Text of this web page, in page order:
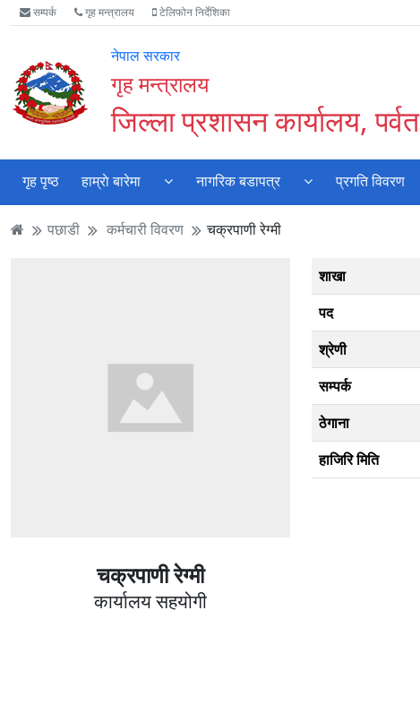
Accessibility
Mode
गर्नुहोस्
मुख्य
सामाग्री
मुख्य
नेभिगेसन
वेबसाइट
खोजमा
सम्पर्क गृह मन्त्रालय टेलिफोन निर्देशिका
नेपाल सरकार
गृह मन्त्रालय
जिल्ला प्रशासन कार्यालय, पर्वत
गृह पृष्ठ हाम्राे बारेमा नागरिक बडापत्र प्रगति विवरण
पछाडी कर्मचारी विवरण चक्रपाणी रेग्मी
चक्रपाणी रेग्मी
कार्यालय सहयोगी
शाखा
पद
श्रेणी
सम्पर्क
ठेगाना
हाजिरि मिति